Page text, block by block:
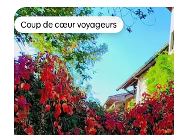
Coup de cœur voyageurs
Coup de cœur voyageurs